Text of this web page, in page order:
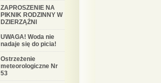
ZAPROSZENIE NA
PIKNIK RODZINNY W
DZIERZĄŻNI
UWAGA! Woda nie
nadaje się do picia!
Ostrzeżenie
meteorologiczne Nr
53